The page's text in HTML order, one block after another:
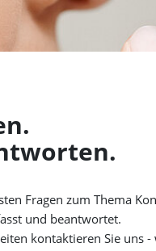
Fragen zum Thema
und beantwortet.
kontaktieren Sie uns